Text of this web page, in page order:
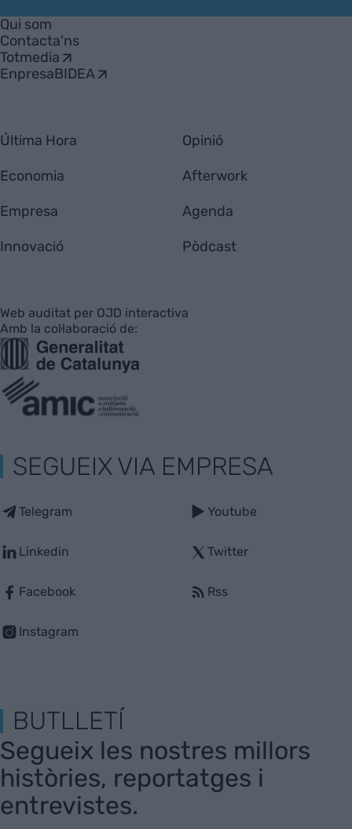
Empresa
Qui som
Contacta'ns
Totmedia
EnpresaBIDEA
Última Hora
Economia
Empresa
Innovació
Opinió
Afterwork
Agenda
Pòdcast
Web auditat per OJD interactiva
Amb la col·laboració de:
SEGUEIX VIA EMPRESA
Telegram
Linkedin
Facebook
Instagram
Youtube
Twitter
Rss
BUTLLETÍ
Segueix les nostres millors
històries, reportatges i
entrevistes.